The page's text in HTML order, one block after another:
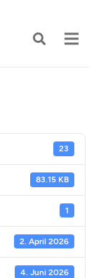
23
83.15 KB
1
2. April 2026
4. Juni 2026